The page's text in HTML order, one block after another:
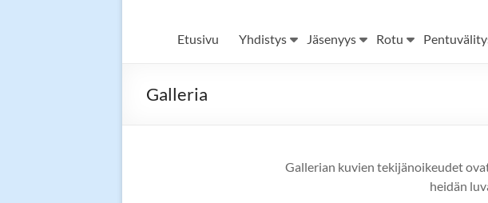
Etusivu Yhdistys Jäsenyys Rotu
Galleria
Gallerian kuvien tekijänoikeudet
heidän